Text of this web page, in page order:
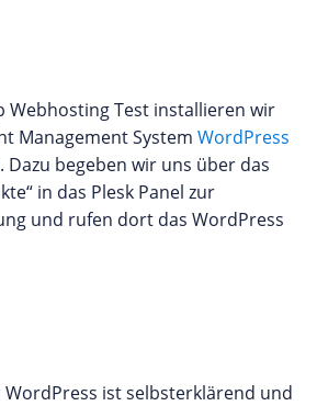
Webhosting Test installieren wir
Management System WordPress
Dazu begeben wir uns über das
in das Plesk Panel zur
und rufen dort das WordPress
ist selbsterklärend und